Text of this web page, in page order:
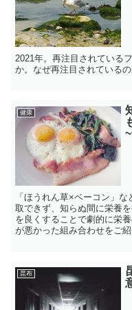
2021年。再注目されている
か。なぜ再注目されているの
健康
「ほうれん草×ベーコン」
取できず、知らぬ間に栄養
を良くすることで劇的に栄
が悪かった組み合わせをご紹
昆布